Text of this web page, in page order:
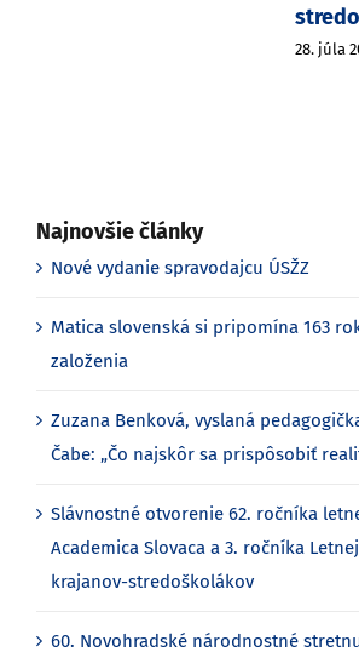
28. júla
Najnovšie články
Nové vydanie spravodajcu ÚSŽZ
Matica slovenská si pripomína 163
založenia
Zuzana Benková, vyslaná
Čabe: „Čo najskôr sa prispôsobiť
Slávnostné otvorenie 62. ročníka
Academica Slovaca a 3. ročníka
krajanov-stredoškolákov
60. Novohradské národnostné